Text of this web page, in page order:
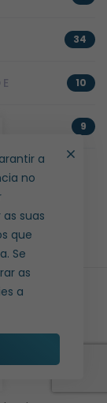
34
10
9
a
no
suas
que
Se
as
a